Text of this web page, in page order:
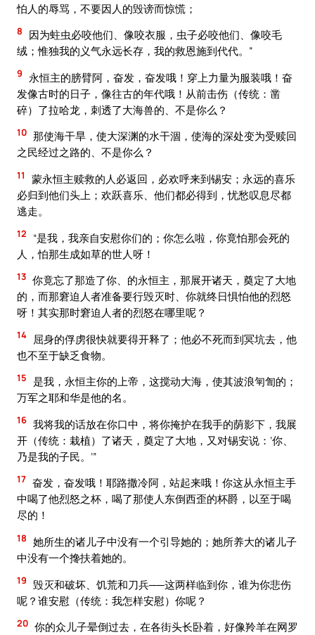
怕人的辱骂，不要因人的毁谤而惊慌；
8
因为蛀虫必咬他们、像咬衣服，虫子必咬他们、像咬毛
绒；惟独我的义气永远长存，我的救恩施到代代。”
9
永恒主的膀臂阿，奋发，奋发哦！穿上力量为服装哦！奋
发像古时的日子，像往古的年代哦！从前击伤（传统：凿
碎）了拉哈龙，刺透了大海兽的、不是你么？
10 那使海干旱，使大深渊的水干涸，使海的深处变为受赎回
之民经过之路的、不是你么？
11
蒙永恒主赎救的人必返回，必欢呼来到锡安；永远的喜乐
必归到他们头上；欢跃喜乐、他们都必得到，忧愁叹息尽都
逃走。
12
“是我，我亲自安慰你们的；你怎么啦，你竟怕那会死的
人，怕那生成如草的世人呀！
13 你竟忘了那造了你、的永恒主，那展开诸天，奠定了大地
的，而那窘迫人者准备要行毁灭时、你就终日惧怕他的烈怒
呀！其实那时窘迫人者的烈怒在哪里呢？
14
屈身的俘虏很快就要得开释了；他必不死而到冥坑去，他
也不至于缺乏食物。
15 是我，永恒主你的上帝，这搅动大海，使其波浪匉訇的；
万军之耶和华是他的名。
16 我将我的话放在你口中，将你掩护在我手的荫影下，我展
开（传统：栽植）了诸天，奠定了大地，又对锡安说：‘你、
乃是我的子民。’”
17 奋发，奋发哦！耶路撒冷阿，站起来哦！你这从永恒主手
中喝了他烈怒之杯，喝了那使人东倒西歪的杯爵，以至于喝
尽的！
18 她所生的诸儿子中没有一个引导她的；她所养大的诸儿子
中没有一个搀扶着她的。
19
毁灭和破坏、饥荒和刀兵──这两样临到你，谁为你悲伤
呢？谁安慰（传统：我怎样安慰）你呢？
20 你的众儿子晕倒过去，在各街头长卧着，好像羚羊在网罗